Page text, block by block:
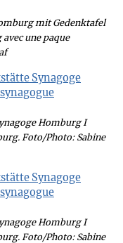
mit Gedenktafel
une paque
Homburg I
Foto/Photo: Sabine
Homburg I
Foto/Photo: Sabine